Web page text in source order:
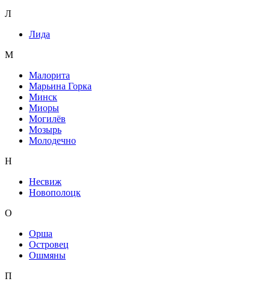
Л
Лида
М
Малорита
Марьина Горка
Минск
Миоры
Могилёв
Мозырь
Молодечно
Н
Несвиж
Новополоцк
О
Орша
Островец
Ошмяны
П